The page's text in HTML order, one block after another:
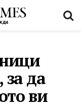
за да
ви